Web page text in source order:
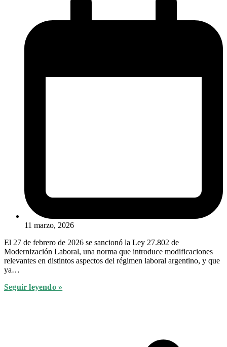
11 marzo, 2026
El 27 de febrero de 2026 se sancionó la Ley 27.802 de
Modernización Laboral, una norma que introduce modificaciones
relevantes en distintos aspectos del régimen laboral argentino, y que
ya…
Seguir leyendo »